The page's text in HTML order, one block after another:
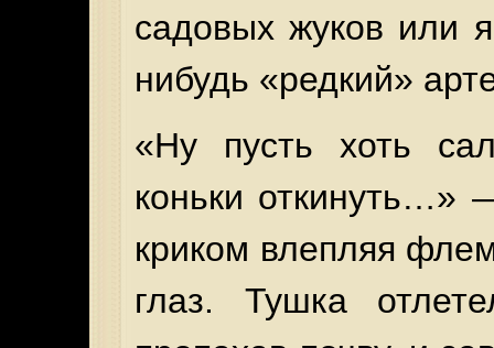
садовых жуков или
нибудь «редкий»
«Ну пусть хоть
коньки откинуть…»
криком влепляя
глаз. Тушка